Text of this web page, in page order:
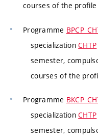
courses of the profile
Programme
specializationCHTP
semester,
courses of the
Programme
specializationCHTP
semester,